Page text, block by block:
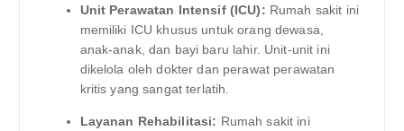
Unit Perawatan Intensif (ICU): Rumah sakit ini
memiliki ICU khusus untuk orang dewasa,
anak-anak, dan bayi baru lahir. Unit-unit ini
dikelola oleh dokter dan perawat perawatan
kritis yang sangat terlatih.
Layanan Rehabilitasi: Rumah sakit ini